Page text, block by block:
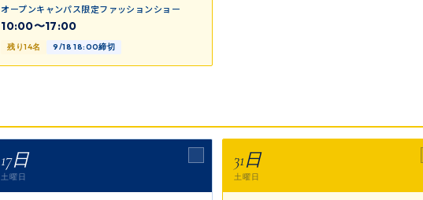
オープンキャンパス限定ファッションショー
10:00〜17:00
残り14名 9/18 18:00締切
17日
土曜日
31日
土曜日